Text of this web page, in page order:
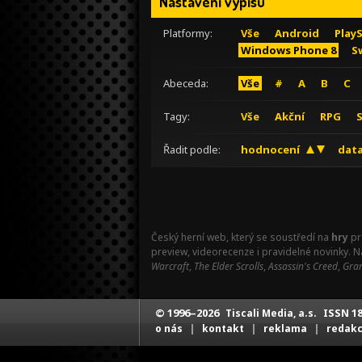
Platformy: Vše Android
Windows Phone 8
Abeceda: Vše # A B C
Tagy: Vše Akční RPG
Řadit podle: hodnocení
Český herní web, který se soustředí na hry
preview, videorecenze i pravidelné novinky.
Warcraft, The Elder Scrolls,Assassin's Creed,
© 1996–2026 Tiscali Media, a.s. ISSN
o nás | kontakt | reklama |